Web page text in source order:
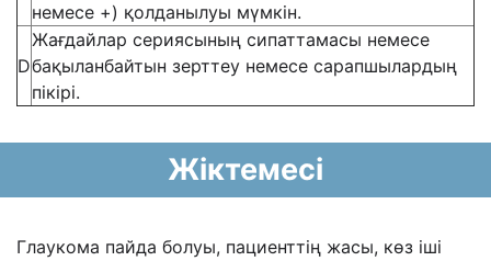
немесе +) қолданылуы мүмкін.
D
Жағдайлар сериясының сипаттамасы немесе
бақыланбайтын зерттеу немесе сарапшылардың
пікірі.
Жіктемесі
Глаукома пайда болуы, пациенттің жасы, көз іші